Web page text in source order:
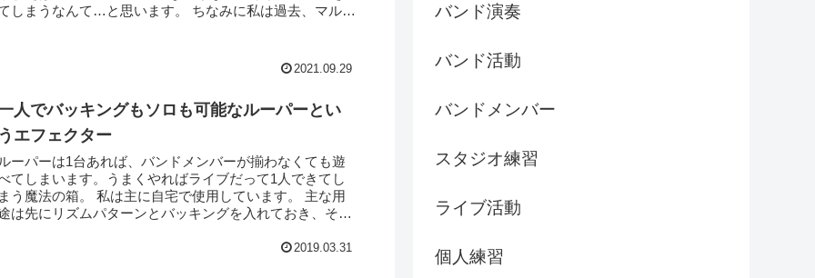
しまうなんて…と思います。 ちなみに私は過去、マルチ
2021.09.29
人でバッキングもソロも可能なルーパーとい
エフェクター
ーパーは1台あれば、バンドメンバーが揃わなくても遊
てしまいます。うまくやればライブだって1人できてし
う魔法の箱。 私は主に自宅で使用しています。 主な用
は先にリズムパターンとバッキングを入れておき、それ
2019.03.31
バンド演奏
バンド活動
バンドメンバー
スタジオ練習
ライブ活動
個人練習